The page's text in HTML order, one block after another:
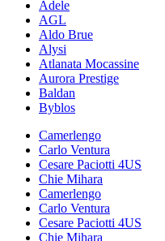
Adele
AGL
Aldo Brue
Alysi
Atlanata Mocassine
Aurora Prestige
Baldan
Byblos
Camerlengo
Carlo Ventura
Cesare Paciotti 4US
Chie Mihara
Camerlengo
Carlo Ventura
Cesare Paciotti 4US
Chie Mihara